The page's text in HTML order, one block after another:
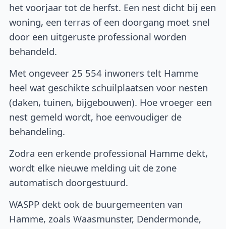
het voorjaar tot de herfst. Een nest dicht bij een
woning, een terras of een doorgang moet snel
door een uitgeruste professional worden
behandeld.
Met ongeveer 25 554 inwoners telt Hamme
heel wat geschikte schuilplaatsen voor nesten
(daken, tuinen, bijgebouwen). Hoe vroeger een
nest gemeld wordt, hoe eenvoudiger de
behandeling.
Zodra een erkende professional Hamme dekt,
wordt elke nieuwe melding uit de zone
automatisch doorgestuurd.
WASPP dekt ook de buurgemeenten van
Hamme, zoals Waasmunster, Dendermonde,